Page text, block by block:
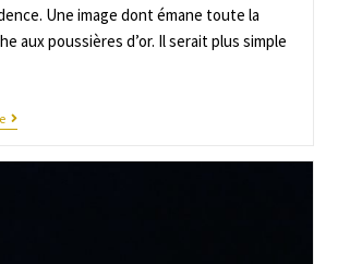
Une image dont émane toute la
aux poussières d’or. Il serait plus simple